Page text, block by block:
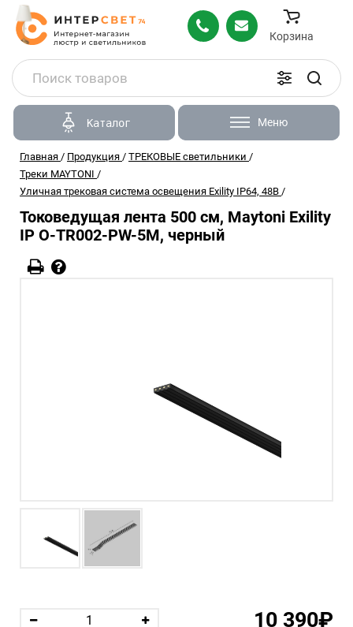
Корзина
Каталог Меню
Главная / Продукция / ТРЕКОВЫЕ светильники /
Треки MAYTONI /
Уличная трековая система освещения Exility IP64, 48В /
Токоведущая лента 500 см, Maytoni Exility
IP O-TR002-PW-5M, черный
10 390₽